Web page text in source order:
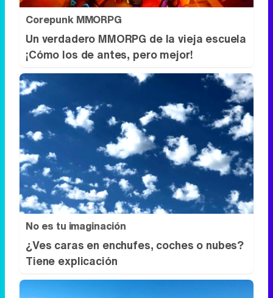
Corepunk MMORPG
Un verdadero MMORPG de la vieja escuela
¡Cómo los de antes, pero mejor!
No es tu imaginación
¿Ves caras en enchufes, coches o nubes?
Tiene explicación